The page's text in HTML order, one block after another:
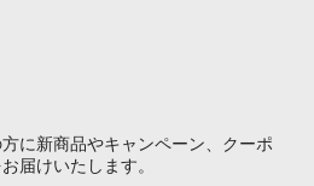
に新商品やキャンペーン、クーポ
届けいたします。